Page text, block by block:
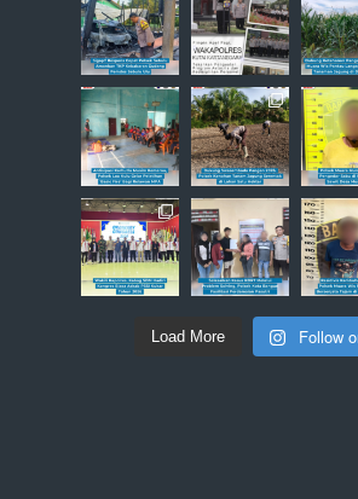
Load More Follow